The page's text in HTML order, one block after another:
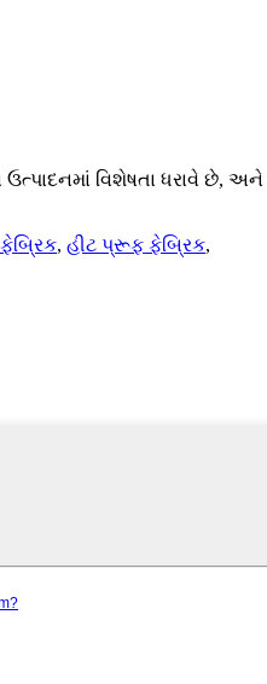
ઉત્પાદનમાં વિશેષતા
ફેબ્રિક, હીટ પ્રૂફ ફેબ્રિક,